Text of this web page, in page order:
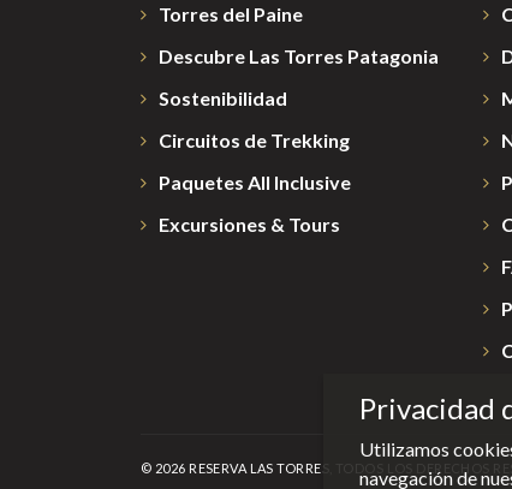
Torres del Paine
Descubre Las Torres Patagonia
Sostenibilidad
Circuitos de Trekking
Paquetes All Inclusive
Excursiones & Tours
© 2026 RESERVA LAS TORRES, TODOS LOS DERECHOS
Privacidad
Utilizamos
navegación de